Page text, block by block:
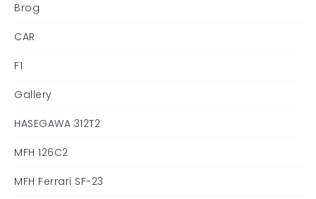
Brog
CAR
F1
Gallery
HASEGAWA 312T2
MFH 126C2
MFH Ferrari SF-23